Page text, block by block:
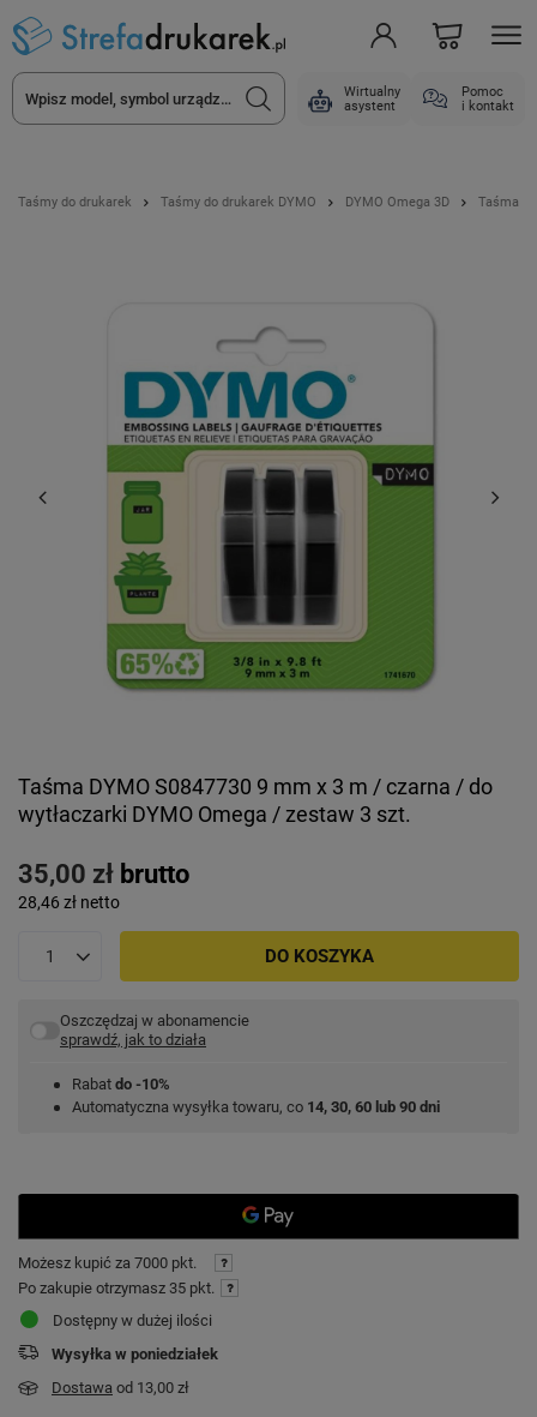
Wirtualny
asystent
Pomoc
i kontakt
Taśmy do drukarek Taśmy do drukarek DYMO DYMO Omega 3D Taśma
Taśma DYMO S0847730 9 mm x 3 m / czarna / do
wytłaczarki DYMO Omega / zestaw 3 szt.
35,00 zł brutto
28,46 zł netto
DO KOSZYKA
Oszczędzaj w abonamencie
sprawdź, jak to działa
Rabat do -10%
Automatyczna wysyłka towaru, co 14, 30, 60 lub 90 dni
Możesz kupić za 7000 pkt.
Po zakupie otrzymasz 35 pkt.
Dostępny w dużej ilości
Wysyłka w poniedziałek
Dostawa od 13,00 zł